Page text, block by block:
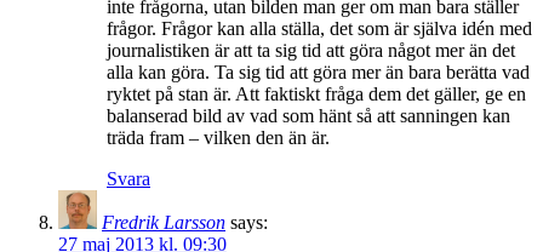
inte frågorna, utan bilden man ger om man bara ställer
frågor. Frågor kan alla ställa, det som är själva idén med
journalistiken är att ta sig tid att göra något mer än det
alla kan göra. Ta sig tid att göra mer än bara berätta vad
ryktet på stan är. Att faktiskt fråga dem det gäller, ge en
balanserad bild av vad som hänt så att sanningen kan
träda fram – vilken den än är.
Svara
Fredrik Larsson says:
27 maj 2013 kl. 09:30